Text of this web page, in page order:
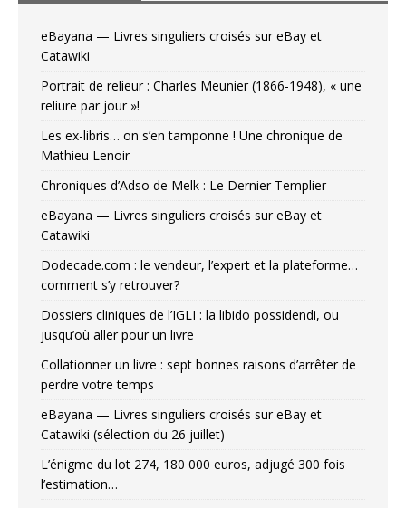
eBayana — Livres singuliers croisés sur eBay et
Catawiki
Portrait de relieur : Charles Meunier (1866-1948), « une
reliure par jour »!
Les ex-libris… on s’en tamponne ! Une chronique de
Mathieu Lenoir
Chroniques d’Adso de Melk : Le Dernier Templier
eBayana — Livres singuliers croisés sur eBay et
Catawiki
Dodecade.com : le vendeur, l’expert et la plateforme…
comment s’y retrouver?
Dossiers cliniques de l’IGLI : la libido possidendi, ou
jusqu’où aller pour un livre
Collationner un livre : sept bonnes raisons d’arrêter de
perdre votre temps
eBayana — Livres singuliers croisés sur eBay et
Catawiki (sélection du 26 juillet)
L’énigme du lot 274, 180 000 euros, adjugé 300 fois
l’estimation…